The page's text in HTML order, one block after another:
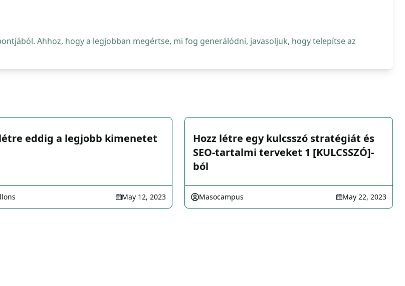
Ahhoz, hogy a legjobban megértse, mi fog generálódni, javasoljuk, hogy telepítse az
eddig a legjobb kimenetet
May 12, 2023
Hozz létre egy kulcsszó stratégiát és
SEO-tartalmi terveket 1 [KULCSSZÓ]-
ból
Masocampus May 22, 2023